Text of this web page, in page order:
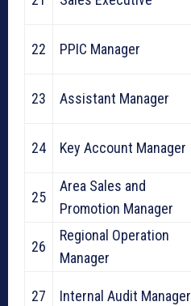
22 PPIC Manager
23 Assistant Manager
24 Key Account Manager
25
Area Sales and
Promotion Manager
26
Regional Operation
Manager
27 Internal Audit Manager